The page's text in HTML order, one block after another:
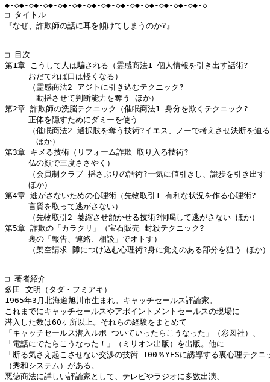
◆-◇◆-◇◆-◇◆-◇◆-◇◆-◇◆-◇◆-◇◆-◇◆-◇◆-◇◆-◇◆-◇◆-◇
□ タイトル
『なぜ、詐欺師の話に耳を傾けてしまうのか?』
□ 目次
第1章 こうして人は騙される（霊感商法1 個人情報を引き出す話術?
おだてれば口は軽くなる）
（霊感商法2 アジトに引き込むテクニック?
動揺させて判断能力を奪う ほか）
第2章 詐欺師の洗脳テクニック（催眠商法1 身分を欺くテクニック?
正体を隠すためにダミーを使う
（催眠商法2 選択肢を奪う技術?イエス、ノーで考えさせ決断を迫る
ほか）
第3章 キメる技術（リフォーム詐欺 取り入る技術?
仏の顔で三度ささやく）
（会員制クラブ 揺さぶりの話術?一気に値引きし、譲歩を引き出す
ほか）
第4章 逃がさないための心理術（先物取引1 有利な状況を作る心理術?
言質を取って逃がさない）
（先物取引2 萎縮させ頷かせる技術?恫喝して逃がさない ほか）
第5章 詐欺の「カラクリ」（宝石販売 封殺テクニック?
裏の「報告、連絡、相談」でオトす）
（架空請求 隙につけ込む心理術?身に覚えのある部分を狙う ほか）
□ 著者紹介
多田 文明（タダ・フミアキ）
1965年3月北海道旭川市生まれ。キャッチセールス評論家。
これまでにキャッチセールスやアポイントメントセールスの現場に
潜入した数は60ヶ所以上。それらの経験をまとめて
「キャッチセールス潜入ルポ ついていったらこうなった」（彩図社）、
「電話にでたらこうなった！」（ミリオン出版）を出版。他に
「断る気さえ起こさせない交渉の技術 100％YESに誘導する裏心理テクニ
（秀和システム）がある。
悪徳商法に詳しい評論家として、テレビやラジオに多数出演、